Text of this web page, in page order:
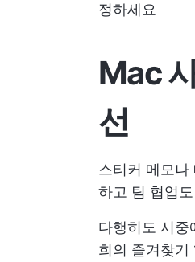
정하세요
Mac
선
스티커 메모나
하고 팀 협업
다행히도 시중
희의 즐겨찾기